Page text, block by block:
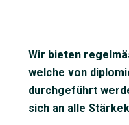
Wir bieten
welche von
durchgeführt
sich an alle